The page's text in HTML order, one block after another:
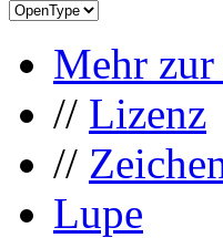
Mehr
// Lizenz
//
Lupe